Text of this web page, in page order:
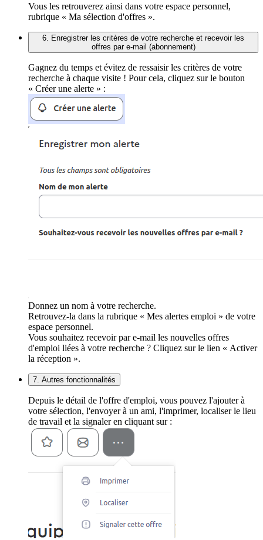
Vous les retrouverez ainsi dans votre espace personnel,
rubrique « Ma sélection d'offres ».
6. Enregistrer les critères de votre recherche et recevoir les
offres par e-mail (abonnement)
Gagnez du temps et évitez de ressaisir les critères de votre
recherche à chaque visite ! Pour cela, cliquez sur le bouton
« Créer une alerte » :
Donnez un nom à votre recherche.
Retrouvez-la dans la rubrique « Mes alertes emploi » de votre
espace personnel.
Vous souhaitez recevoir par e-mail les nouvelles offres
d'emploi liées à votre recherche ? Cliquez sur le lien « Activer
la réception ».
7. Autres fonctionnalités
Depuis le détail de l'offre d'emploi, vous pouvez l'ajouter à
votre sélection, l'envoyer à un ami, l'imprimer, localiser le lieu
de travail et la signaler en cliquant sur :